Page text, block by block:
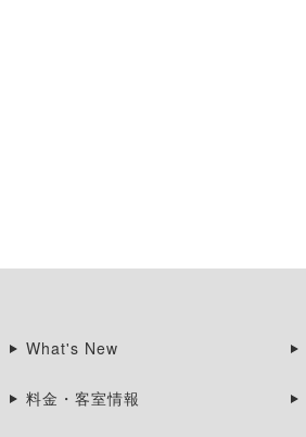
What's New
料金・客室情報